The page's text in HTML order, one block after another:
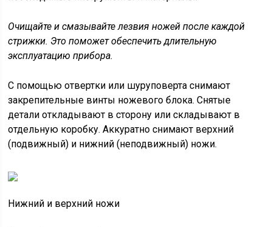
Очищайте и смазывайте лезвия ножей после каждой
стрижки. Это поможет обеспечить длительную
эксплуатацию прибора.
С помощью отвертки или шуруповерта снимают
закрепительные винты ножевого блока. Снятые
детали откладывают в сторону или складывают в
отдельную коробку. Аккуратно снимают верхний
(подвижный) и нижний (неподвижный) ножи.
Нижний и верхний ножи